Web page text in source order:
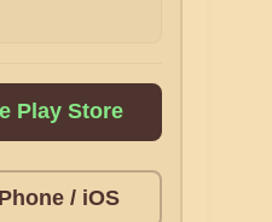
Play Store
/ iOS